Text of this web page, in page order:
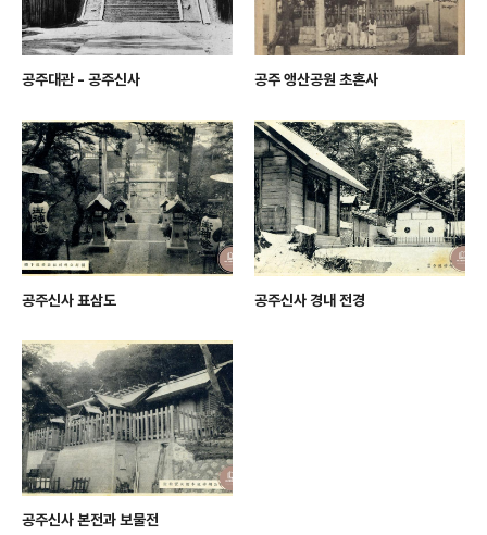
공주대관 - 공주신사 공주 앵산공원 초혼사
공주신사 표삼도 공주신사 경내 전경
공주신사 본전과 보물전